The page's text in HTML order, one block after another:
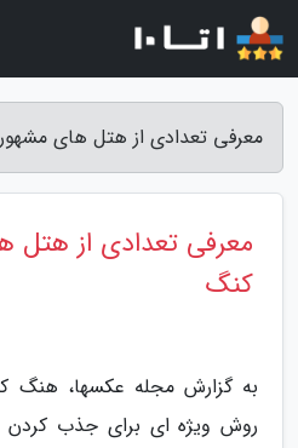
معرفی تعدادی از هتل های
معرفی تعدادی از
کنگ
به گزارش مجله عکسها، هنگ
روش ویژه ای برای جذب کردن